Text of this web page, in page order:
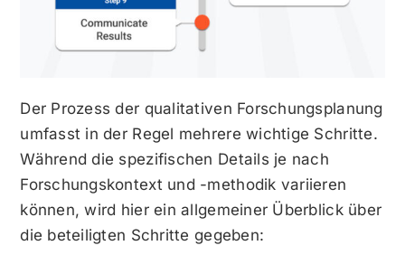
Der Prozess der qualitativen Forschungsplanung
umfasst in der Regel mehrere wichtige Schritte.
Während die spezifischen Details je nach
Forschungskontext und -methodik variieren
können, wird hier ein allgemeiner Überblick über
die beteiligten Schritte gegeben: